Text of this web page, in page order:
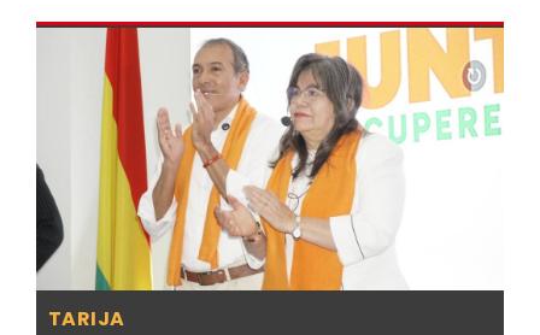
TARIJA